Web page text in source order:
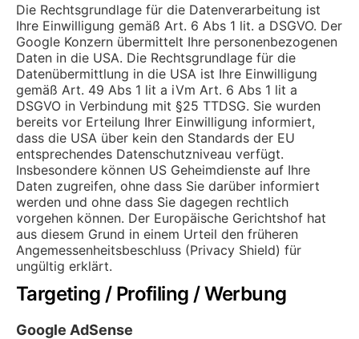
Die Rechtsgrundlage für die Datenverarbeitung ist
Ihre Einwilligung gemäß Art. 6 Abs 1 lit. a DSGVO. Der
Google Konzern übermittelt Ihre personenbezogenen
Daten in die USA. Die Rechtsgrundlage für die
Datenübermittlung in die USA ist Ihre Einwilligung
gemäß Art. 49 Abs 1 lit a iVm Art. 6 Abs 1 lit a
DSGVO in Verbindung mit §25 TTDSG. Sie wurden
bereits vor Erteilung Ihrer Einwilligung informiert,
dass die USA über kein den Standards der EU
entsprechendes Datenschutzniveau verfügt.
Insbesondere können US Geheimdienste auf Ihre
Daten zugreifen, ohne dass Sie darüber informiert
werden und ohne dass Sie dagegen rechtlich
vorgehen können. Der Europäische Gerichtshof hat
aus diesem Grund in einem Urteil den früheren
Angemessenheitsbeschluss (Privacy Shield) für
ungültig erklärt.
Targeting / Profiling / Werbung
Google AdSense